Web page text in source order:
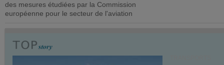
des mesures étudiées par la Commission
européenne pour le secteur de l'aviation